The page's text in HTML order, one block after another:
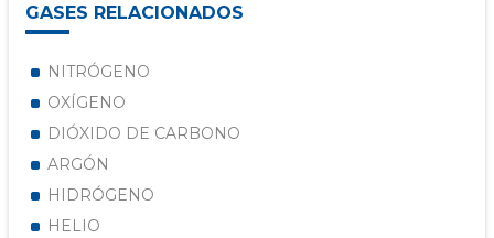
GASES RELACIONADOS
NITRÓGENO
OXÍGENO
DIÓXIDO DE CARBONO
ARGÓN
HIDRÓGENO
HELIO